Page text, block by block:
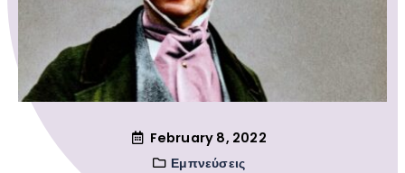
February 8, 2022
Εμπνεύσεις